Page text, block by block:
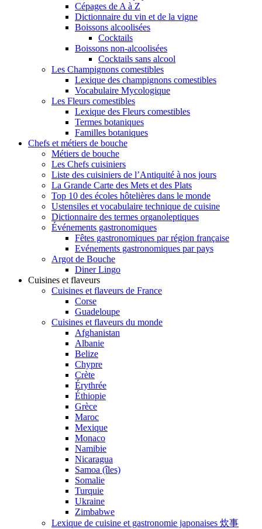
Cépages de A à Z
Dictionnaire du vin et de la vigne
Boissons alcoolisées
Cocktails
Boissons non-alcoolisées
Cocktails sans alcool
Les Champignons comestibles
Lexique des champignons comestibles
Vocabulaire Mycologique
Les Fleurs comestibles
Lexique des Fleurs comestibles
Termes botaniques
Familles botaniques
Chefs et métiers de bouche
Métiers de bouche
Les Chefs cuisiniers
Liste des cuisiniers de l’Antiquité à nos jours
La Grande Carte des Mets et des Plats
Top 10 des écoles hôtelières dans le monde
Ustensiles et vocabulaire technique de cuisine
Dictionnaire des termes organoleptiques
Événements gastronomiques
Fêtes gastronomiques par région française
Evénements gastronomiques par pays
Argot de Bouche
Diner Lingo
Cuisines et flaveurs
Cuisines et flaveurs de France
Corse
Guadeloupe
Cuisines et flaveurs du monde
Afghanistan
Albanie
Belize
Chypre
Crète
Érythrée
Éthiopie
Grèce
Maroc
Mexique
Monaco
Namibie
Nicaragua
Samoa (îles)
Somalie
Turquie
Ukraine
Zimbabwe
Lexique de cuisine et gastronomie japonaises 炊事